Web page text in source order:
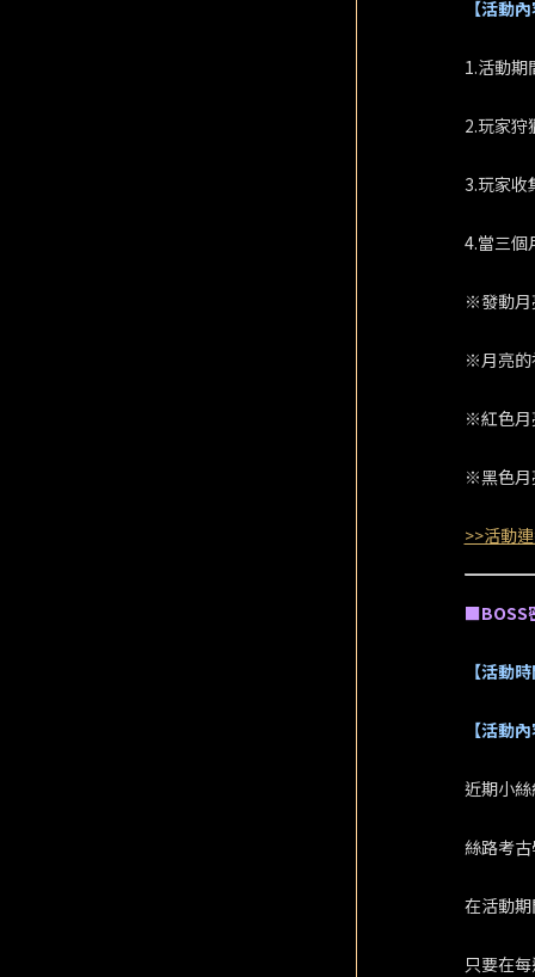
【活動
1.活動
2.玩家狩
3.玩家收
4.當三個
※發動月
※月亮的
※紅色月
※黑色月
>>活動
■BOSS
【活動
【活動
近期小
絲路考
在活動
只要在